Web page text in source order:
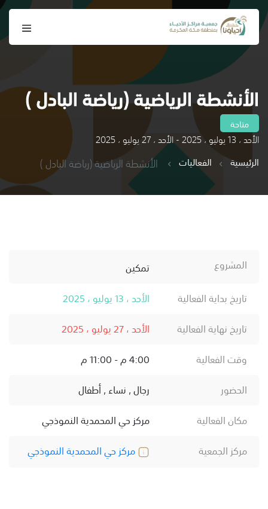
الأنشطة الرياضية (رياضة البادل )
متاحة
الأحد ، 13 يوليو ، 2025 - الأحد ، 27 يوليو ، 2025
الرئيسية
الفعاليات الأنشطة الرياضية (رياضة البادل )
المشروع
تمكين
تاريخ بداية الفعالية
الأحد ، 13 يوليو ، 2025
تاريخ نهاية الفعالية
الأحد ، 27 يوليو ، 2025
وقت الفعالية
4:00 م - 11:00 م
الحضور
رجال , نساء , أطفال
مكان الفعالية
مركز حي المحمدية النموذجي
مركز الجمعية
مركز حي المحمدية النموذجي